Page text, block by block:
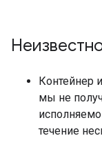
Контейнер
мы не
течение